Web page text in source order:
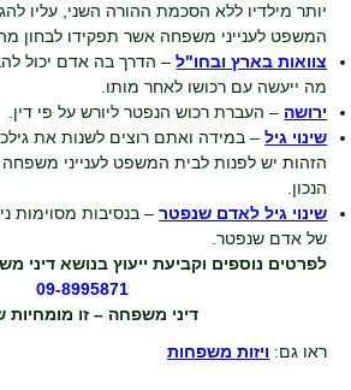
יותר מילדיו ללא הסכמת ההורה השני, עליו
המשפט לענייני משפחה אשר תפקידו לבחון
צוואות בארץ ובחו"ל– הדרך בה אדם יכול
מה ייעשה עם רכושו לאחר מותו.
ירושה – העברת רכוש הנפטר ליורש על פי דין.
שינוי גיל– במידה ואתם רוצים לשנות את
הזהות יש לפנות לבית המשפט לענייני משפחה
הנכון.
שינוי גיל לאדם שנפטר– בנסיבות מסוימות
של אדם שנפטר.
לפרטים נוספים וקביעת ייעוץ בנושא דיני
09-8995871
דיני משפחה – זו מומחיות
ראו גם: ויזות משפחות